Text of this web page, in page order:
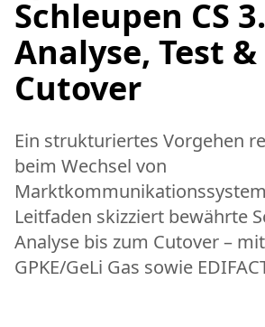
Schleupen CS
Analyse, Test &
Cutover
Ein strukturiertes Vorgehen
beim Wechsel von
Leitfaden skizziert bewährte
Analyse bis zum Cutover –
GPKE/GeLi Gas sowie